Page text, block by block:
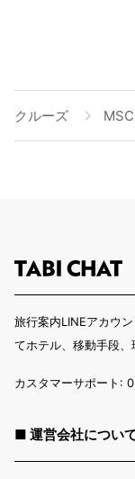
クルーズ
旅行案内LINEアカウ
てホテル、移動手段、
カスタマーサポート:
■ 運営会社につい